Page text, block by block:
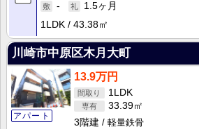
-
1.5ヶ月
1LDK
43.38㎡
川崎市中原区木月大町
アパート
13.9万円
1LDK
33.39㎡
3階建
軽量鉄骨